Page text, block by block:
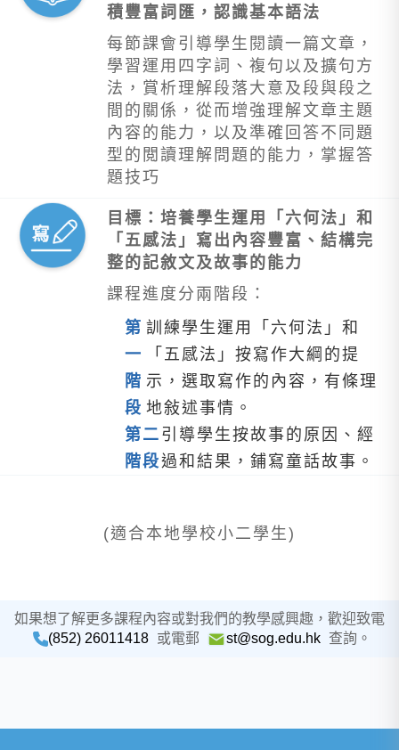
積豐富詞匯，認識基本語法
每節課會引導學生閱讀一篇文章，
學習運用四字詞、複句以及擴句方
法，賞析理解段落大意及段與段之
間的關係，從而增強理解文章主題
內容的能力，以及準確回答不同題
型的閲讀理解問題的能力，掌握答
題技巧
目標：培養學生運用「六何法」和
「五感法」寫出內容豐富、結構完
整的記敘文及故事的能力
課程進度分兩階段：
第
一
階
段
訓練學生運用「六何法」和
「五感法」按寫作大綱的提
示，選取寫作的內容，有條理
地敍述事情。
第二
階段
引導學生按故事的原因、經
過和結果，鋪寫童話故事。
(適合本地學校小二學生)
如果想了解更多課程內容或對我們的教學感興趣，歡迎致電
(852) 26011418
或電郵 st@sog.edu.hk 查詢。